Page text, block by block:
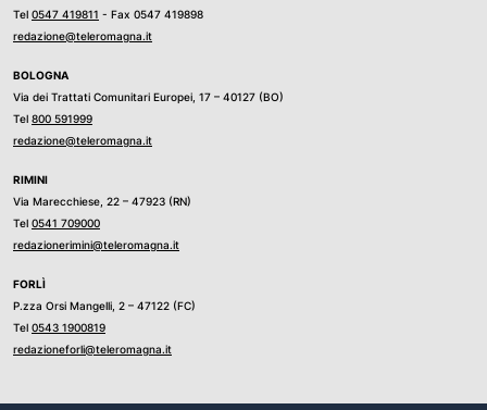
Tel 0547 419811 - Fax 0547 419898
redazione@teleromagna.it
BOLOGNA
Via dei Trattati Comunitari Europei, 17 – 40127 (BO)
Tel 800 591999
redazione@teleromagna.it
RIMINI
Via Marecchiese, 22 – 47923 (RN)
Tel 0541 709000
redazionerimini@teleromagna.it
FORLÌ
P.zza Orsi Mangelli, 2 – 47122 (FC)
Tel 0543 1900819
redazioneforli@teleromagna.it